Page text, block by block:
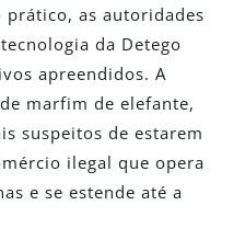
as autoridades
da Detego
apreendidos. A
marfim de elefante,
suspeitos de estarem
ilegal que opera
e se estende até a